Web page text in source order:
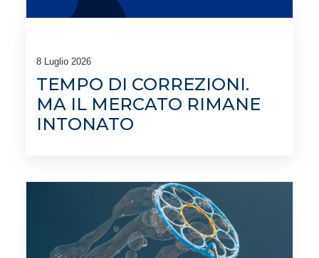
8 Luglio 2026
TEMPO DI CORREZIONI.
MA IL MERCATO RIMANE
INTONATO